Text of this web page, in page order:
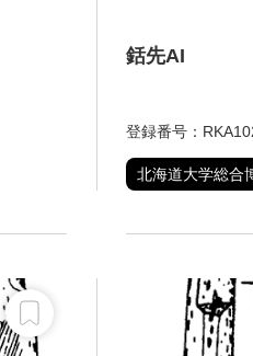
銛先AI
登録番号：
北海道大学総合